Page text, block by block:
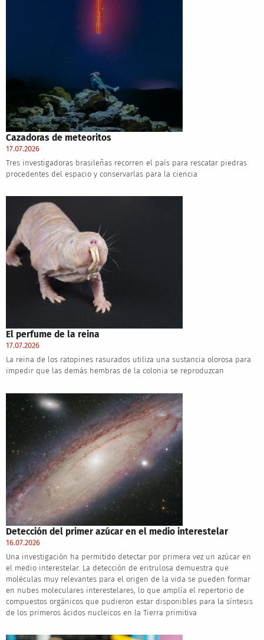
Cazadoras de meteoritos
17.07.2026
Tres investigadoras brasileñas recorren el país para rescatar piedras
procedentes del espacio y conservarlas para la ciencia
El perfume de la reina
17.07.2026
La reina de los ratopines rasurados utiliza una sustancia olorosa para
impedir que las demás hembras de la colonia se reproduzcan
Detección del primer azúcar en el medio interestelar
16.07.2026
Una investigación ha permitido detectar por primera vez un azúcar en
el medio interestelar. La detección de eritrulosa demuestra que
moléculas muy relevantes para el origen de la vida se pueden formar
en nubes moleculares interestelares, lo que amplía el repertorio de
compuestos orgánicos que pudieron estar disponibles para la síntesis
de los primeros ácidos nucleicos en la Tierra primitiva